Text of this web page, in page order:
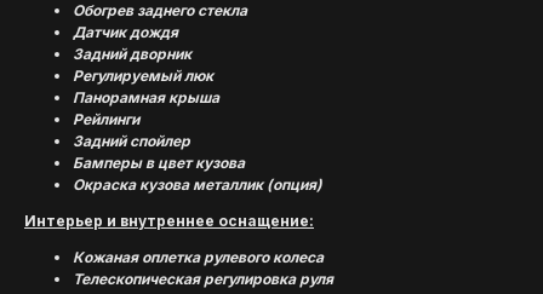
Обогрев заднего стекла
Датчик дождя
Задний дворник
Регулируемый люк
Панорамная крыша
Рейлинги
Задний спойлер
Бамперы в цвет кузова
Окраска кузова металлик (опция)
Интерьер и внутреннее оснащение:
Кожаная оплетка рулевого колеса
Телескопическая регулировка руля